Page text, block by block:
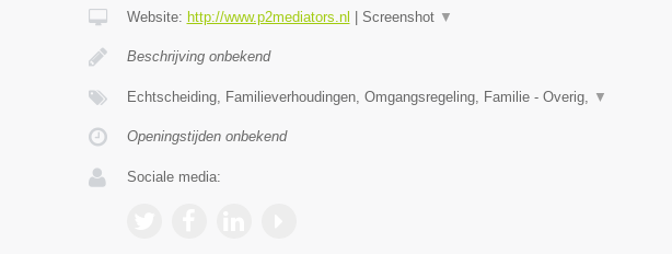
Website: http://www.p2mediators.nl Screenshot ▼
Beschrijving onbekend
Echtscheiding, Familieverhoudingen, Omgangsregeling, Familie - Overig, ▼
Openingstijden onbekend
Sociale media: